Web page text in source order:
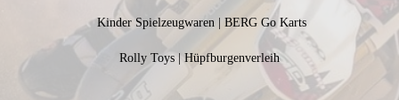
Kinder Spielzeugwaren | BERG Go Karts
Rolly Toys | Hüpfburgenverleih